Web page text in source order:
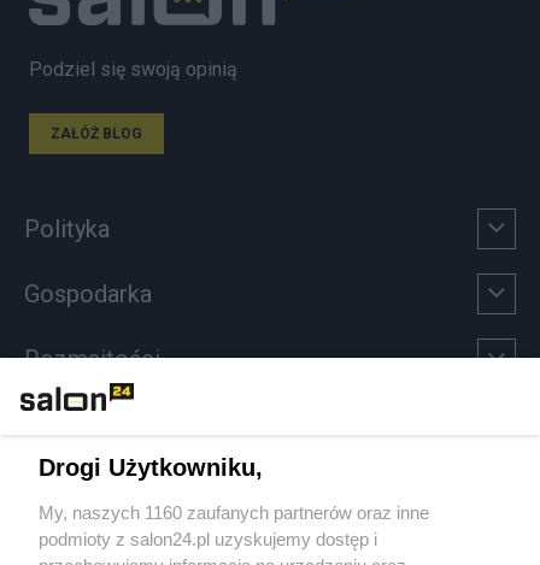
Podziel się swoją opinią
ZAŁÓŻ BLOG
Polityka
Gospodarka
Rozmaitości
Sport
Społeczeństwo
Drogi Użytkowniku,
My, naszych 1160 zaufanych partnerów oraz inne
podmioty z salon24.pl uzyskujemy dostęp i